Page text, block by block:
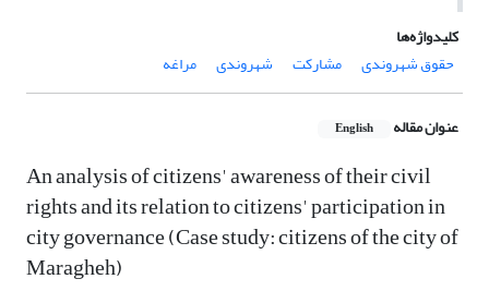
کلیدواژه‌ها
حقوق شهروندی
مشارکت شهروندی مراغه
عنوان مقاله English
An analysis of citizens' awareness of their civil
rights and its relation to citizens' participation in
city governance (Case study: citizens of the city of
Maragheh)